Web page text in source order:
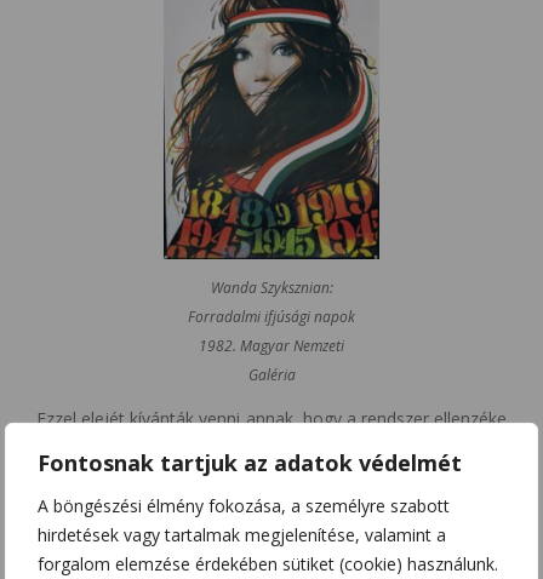
Fontosnak tartjuk az adatok védelmét
A böngészési élmény fokozása, a személyre szabott
hirdetések vagy tartalmak megjelenítése, valamint a
forgalom elemzése érdekében sütiket (cookie) használunk.
Wanda Szyksznian:
Forradalmi ifjúsági napok
1982. Magyar Nemzeti
Galéria
Ezzel elejét kívánták venni annak, hogy a rendszer ellenzéke
15. veszélyes lehetett annak ellenzéki töltete miatt, míg a
Tanácsköztársaság a proletárdiktatúra és vörös terror
miatt nem volt akkorra már kívánatos. Az egységes tavaszi
ünnepségsorozat három legyet ütött egy csapásra: elterelte